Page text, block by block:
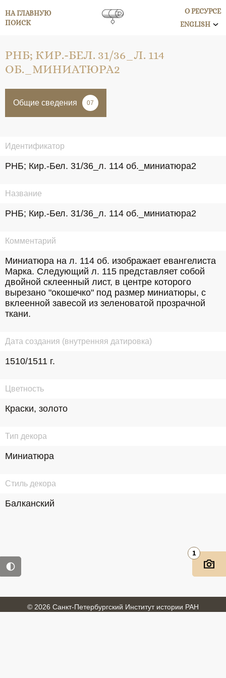
НА ГЛАВНУЮ
ПОИСК
О РЕСУРСЕ
ENGLISH
РНБ; КИР.-БЕЛ. 31/36_Л. 114
ОБ._МИНИАТЮРА2
Общие сведения 07
Идентификатор
РНБ; Кир.-Бел. 31/36_л. 114 об._миниатюра2
Название
РНБ; Кир.-Бел. 31/36_л. 114 об._миниатюра2
Комментарий
Миниатюра на л. 114 об. изображает евангелиста
Марка. Следующий л. 115 представляет собой
двойной склеенный лист, в центре которого
вырезано "окошечко" под размер миниатюры, с
вклеенной завесой из зеленоватой прозрачной
ткани.
Дата создания (внутренняя датировка)
1510/1511 г.
Цветность
Краски, золото
Тип декора
Миниатюра
Стиль декора
Балканский
1
© 2026 Санкт-Петербургский Институт истории РАН